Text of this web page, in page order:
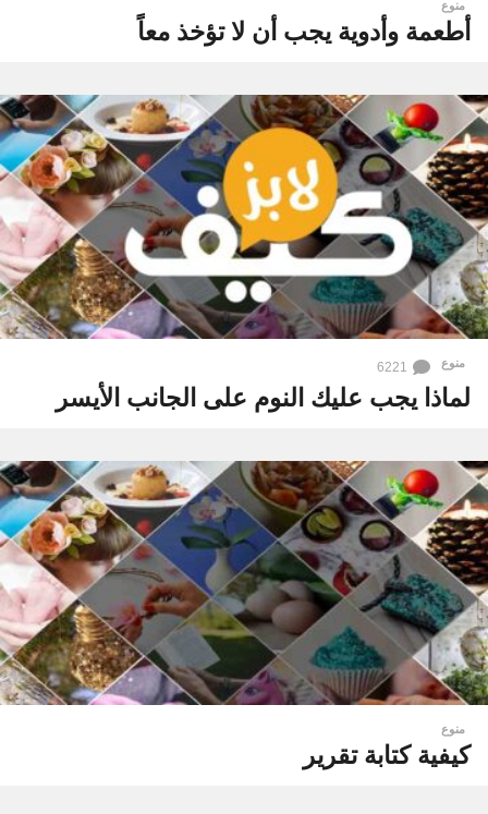
منوع
أطعمة وأدوية يجب أن لا تؤخذ معاً
منوع 6221
لماذا يجب عليك النوم على الجانب الأيسر
منوع
كيفية كتابة تقرير